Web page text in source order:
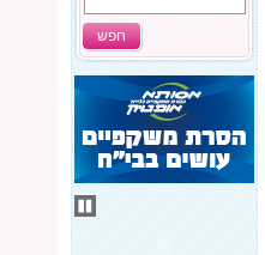
חפש